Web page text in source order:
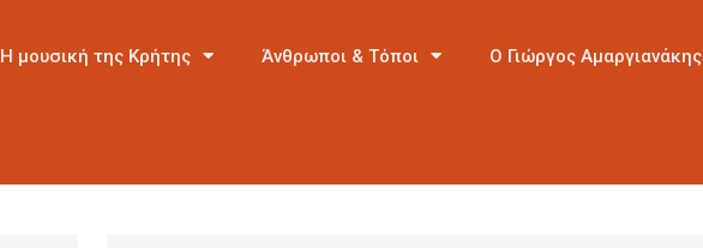
Η μουσική της Κρήτης Άνθρωποι & Τόποι Ο Γιώργος Αμαργιανάκης